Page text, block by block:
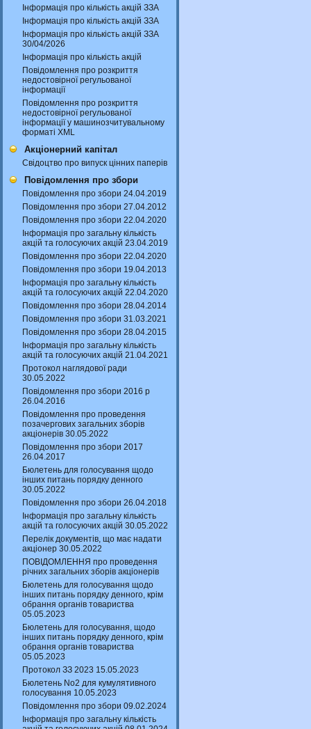
Інформація про кількість акцій ЗЗА
Інформація про кількість акцій ЗЗА
Інформація про кількість акцій ЗЗА
30/04/2026
Інформація про кількість акцій
Повідомлення про розкриття
недостовірної регульованої
інформації
Повідомлення про розкриття
недостовірної регульованої
інформації у машинозчитувальному
форматі XML
Акціонерний капітал
Свідоцтво про випуск цінних паперів
Повідомлення про збори
Повідомлення про збори 24.04.2019
Повідомлення про збори 27.04.2012
Повідомлення про збори 22.04.2020
Інформація про загальну кількість
акцій та голосуючих акцій 23.04.2019
Повідомлення про збори 22.04.2020
Повідомлення про збори 19.04.2013
Інформація про загальну кількість
акцій та голосуючих акцій 22.04.2020
Повідомлення про збори 28.04.2014
Повідомлення про збори 31.03.2021
Повідомлення про збори 28.04.2015
Інформація про загальну кількість
акцій та голосуючих акцій 21.04.2021
Протокол наглядової ради
30.05.2022
Повідомлення про збори 2016 р
26.04.2016
Повідомлення про проведення
позачергових загальних зборів
акціонерів 30.05.2022
Повідомлення про збори 2017
26.04.2017
Бюлетень для голосування щодо
інших питань порядку денного
30.05.2022
Повідомлення про збори 26.04.2018
Інформація про загальну кількість
акцій та голосуючих акцій 30.05.2022
Перелік документів, що має надати
акціонер 30.05.2022
ПОВІДОМЛЕННЯ про проведення
річних загальних зборів акціонерів
Бюлетень для голосування щодо
інших питань порядку денного, крім
обрання органів товариства
05.05.2023
Бюлетень для голосування, щодо
інших питань порядку денного, крім
обрання органів товариства
05.05.2023
Протокол ЗЗ 2023 15.05.2023
Бюлетень No2 для кумулятивного
голосування 10.05.2023
Повідомлення про збори 09.02.2024
Інформація про загальну кількість